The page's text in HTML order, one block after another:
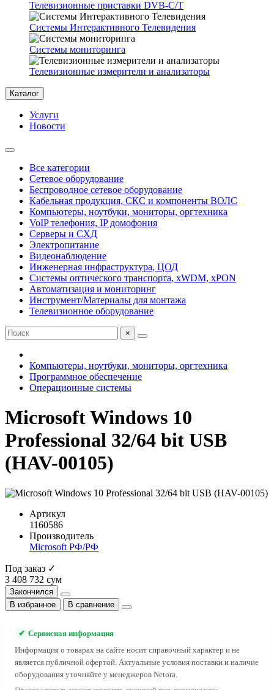
Телевизионные приставки DVB-C/T
Системы Интерактивного Телевидения
Системы мониторинга
Телевизионные измерители и анализаторы
Каталог
Услуги
Новости
Все категории
Сетевое оборудование
Беспроводное сетевое оборудование
Кабельная продукция, СКС и компоненты ВОЛС
Компьютеры, ноутбуки, мониторы, оргтехника
VoIP телефония, IP домофония
Серверы и СХД
Электропитание
Видеонаблюдение
Инженерная инфраструктура, ЦОД
Системы оптического транспорта, xWDM, xPON
Автоматизация и мониторинг
Инструмент/Материалы для монтажа
Телевизионное оборудование
×
Компьютеры, ноутбуки, мониторы, оргтехника
Программное обеспечение
Операционные системы
Microsoft Windows 10
Professional 32/64 bit USB
(HAV-00105)
Артикул
1160586
Производитель
Microsoft РФ/РФ
Под заказ ✓
3 408 732 сум
Закончился
В избранное
В сравнение
✔ Сервисная информация
Информация о товарах на сайте носит справочный характер и не
является публичной офертой. Актуальные условия поставки и наличие
оборудования уточняйте у менеджеров Netora.